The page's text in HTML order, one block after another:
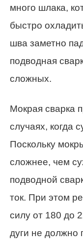
много шлака,
быстро
шва заметно
подводная
сложных.
Мокрая сварка
случаях, когда
Поскольку
сложнее, чем
подводной
ток. При этом
силу от 180 до
дуги не должно